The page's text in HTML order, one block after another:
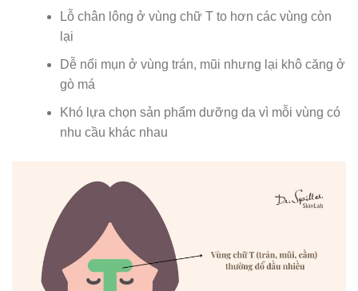
Lỗ chân lông ở vùng chữ T to hơn các vùng còn
lại
Dễ nổi mụn ở vùng trán, mũi nhưng lại khô căng ở
gò má
Khó lựa chọn sản phẩm dưỡng da vì mỗi vùng có
nhu cầu khác nhau